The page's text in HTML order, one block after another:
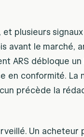
plusieurs
avant le marché,
ARS débloque
en conformité. La
précède la
Un acheteur